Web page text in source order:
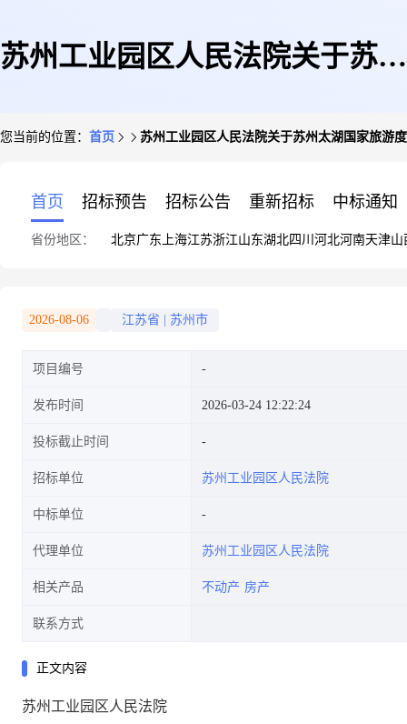
苏州工业园区人民法院关于苏州
二次拍卖)的公告
您当前的位置： 首页 苏州工业园区人民法院关于苏州太湖国家旅游
首页 招标预告 招标公告 重新招标 中标通知
省份地区： 北京广东 上海江苏浙江山东湖北四川 河北河南天津山
2026-08-06 江苏省 苏州市
项目编号
发布时间 2026-03-24 12:22:24
投标截止时间
招标单位 苏州工业园区人民法院
中标单位
代理单位 苏州工业园区人民法院
相关产品 不动产 房产
联系方式
正文内容
苏州工业园区人民法院